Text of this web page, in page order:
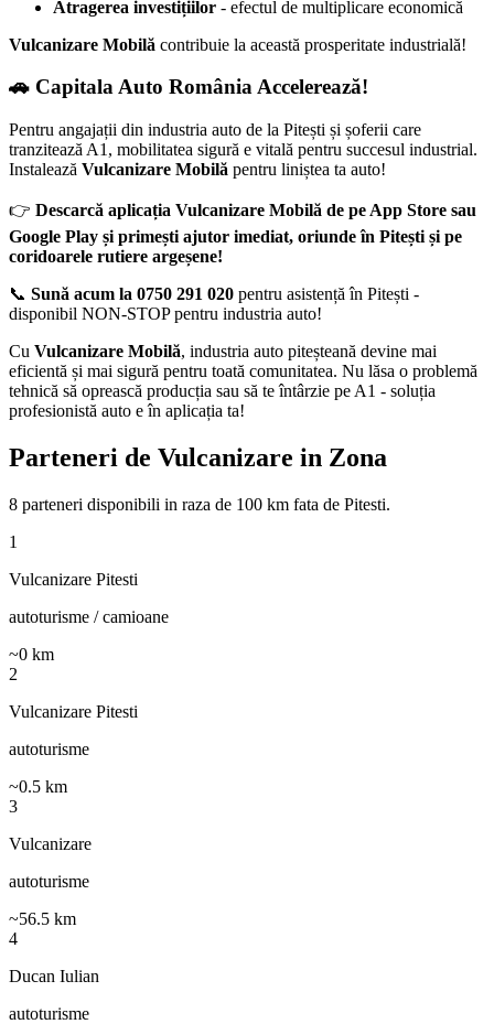
Atragerea investițiilor - efectul de multiplicare economică
Vulcanizare Mobilă contribuie la această prosperitate industrială!
🚗 Capitala Auto România Accelerează!
Pentru angajații din industria auto de la Pitești și șoferii care
tranzitează A1, mobilitatea sigură e vitală pentru succesul industrial.
Instalează Vulcanizare Mobilă pentru liniștea ta auto!
👉 Descarcă aplicația Vulcanizare Mobilă de pe App Store sau
Google Play și primești ajutor imediat, oriunde în Pitești și pe
coridoarele rutiere argeșene!
📞 Sună acum la 0750 291 020 pentru asistență în Pitești -
disponibil NON-STOP pentru industria auto!
Cu Vulcanizare Mobilă, industria auto piteșteană devine mai
eficientă și mai sigură pentru toată comunitatea. Nu lăsa o problemă
tehnică să oprească producția sau să te întârzie pe A1 - soluția
profesionistă auto e în aplicația ta!
Parteneri de Vulcanizare in Zona
8 parteneri disponibili in raza de 100 km fata de Pitesti.
1
Vulcanizare Pitesti
autoturisme / camioane
~0 km
2
Vulcanizare Pitesti
autoturisme
~0.5 km
3
Vulcanizare
autoturisme
~56.5 km
4
Ducan Iulian
autoturisme